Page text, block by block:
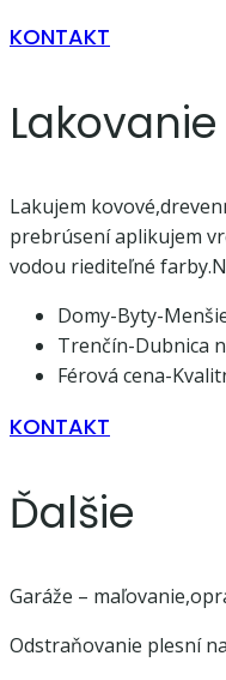
KONTAKT
Lakovanie
Lakujem
prebrúsení aplikujem
vodou riediteľné
Domy-Byty-
Trenčín-Dubnica
Férová cena-
KONTAKT
Ďalšie
Garáže –
Odstraňovanie plesní